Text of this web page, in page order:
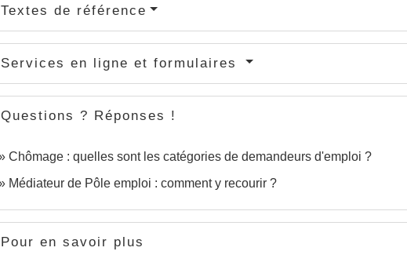
Textes de référence
Services en ligne et formulaires
Questions ? Réponses !
Chômage : quelles sont les catégories de demandeurs d'emploi ?
Médiateur de Pôle emploi : comment y recourir ?
Pour en savoir plus